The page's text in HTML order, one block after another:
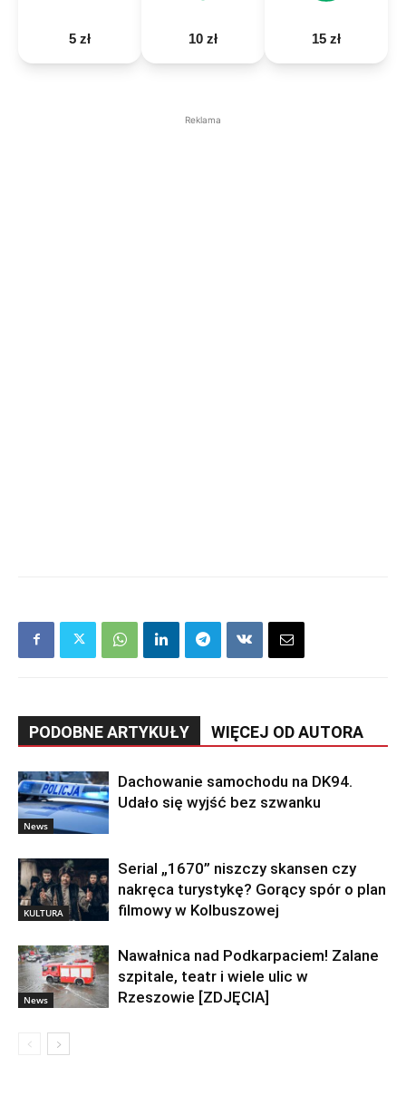
5 zł 10 zł 15 zł
Reklama
PODOBNE ARTYKUŁY WIĘCEJ OD AUTORA
News
Dachowanie samochodu na DK94.
Udało się wyjść bez szwanku
KULTURA
Serial „1670” niszczy skansen czy
nakręca turystykę? Gorący spór o plan
filmowy w Kolbuszowej
News
Nawałnica nad Podkarpaciem! Zalane
szpitale, teatr i wiele ulic w
Rzeszowie [ZDJĘCIA]